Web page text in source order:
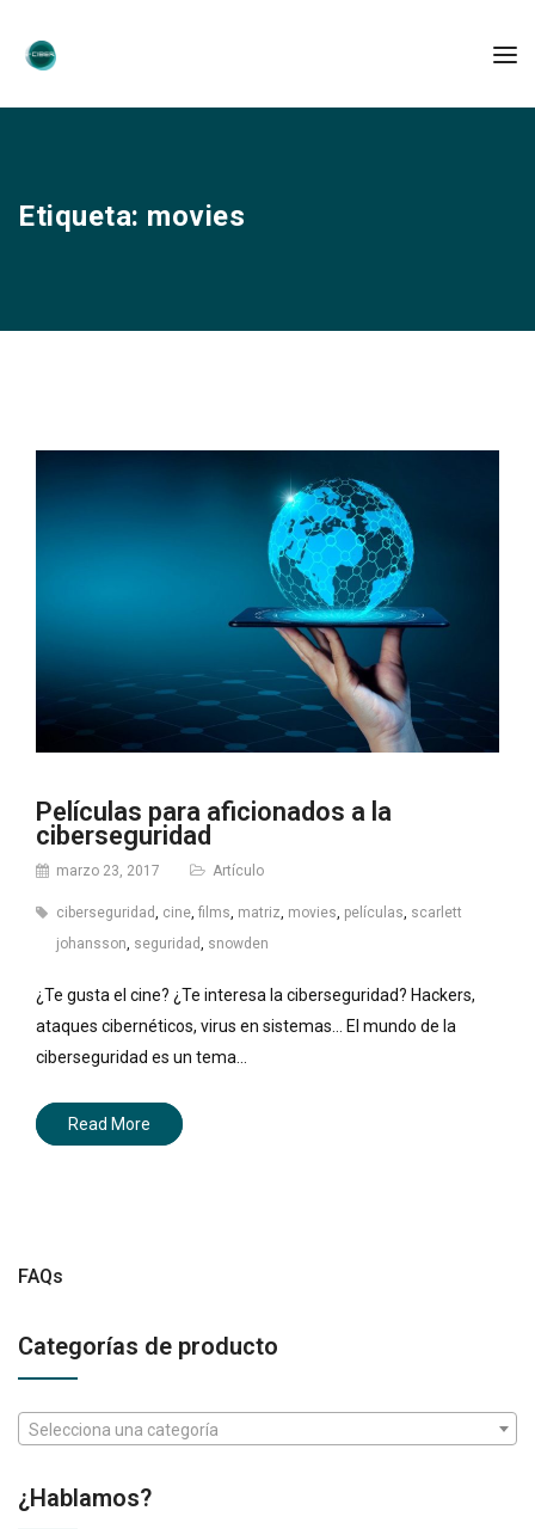
Etiqueta: movies
Películas para aficionados a la
ciberseguridad
marzo 23, 2017 Artículo
ciberseguridad, cine, films, matriz, movies, películas, scarlett
johansson, seguridad, snowden
¿Te gusta el cine? ¿Te interesa la ciberseguridad? Hackers,
ataques cibernéticos, virus en sistemas… El mundo de la
ciberseguridad es un tema…
Read More
FAQs
Categorías de producto
Selecciona una categoría
¿Hablamos?